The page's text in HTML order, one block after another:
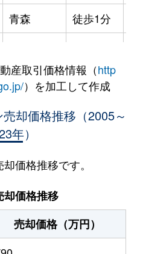
青森 徒歩1分
青森 徒歩45分
青森
青森 徒歩25分
青森
青森 徒歩19分
青森
産取引価格情報（http
）を加工して作成
却価格推移（2005～
年）
価格推移です。
却価格推移
売却価格（万円）